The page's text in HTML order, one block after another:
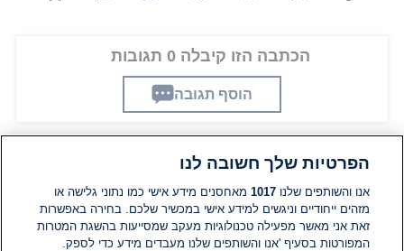
הכתבה הזו קיבלה 0 תגובות
הוסף תגובה
תגובות
אין עדיין תגובות. היה הראשון להגיב
הפרטיות שלך חשובה לנו
אנו והשותפים שלנו1017 מאחסנים מידע אישי כמו נתוני גלישה או
מזהים ייחודיים וניגשים למידע אישי במכשיר שלכם. בחירה באפשרות
זאת אני מאשר מפעילה טכנולוגיות מעקב שמסייעות בהשגת המטרות
המפורטות בסעיף 'אנו והשותפים שלנו מעבדים מידע כדי לספק.